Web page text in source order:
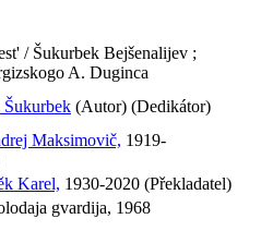
/ Šukurbek Bejšenalijev ;
A. Duginca
Šukurbek (Autor) (Dedikátor)
Maksimovič, 1919-
Karel, 1930-2020 (Překladatel)
gvardija, 1968